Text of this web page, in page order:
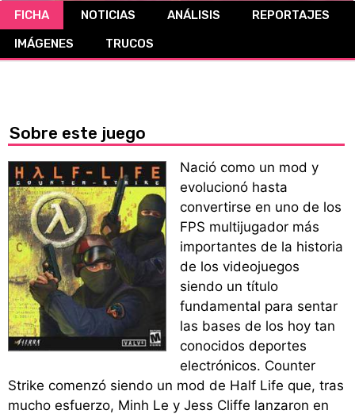
CÓMICS
FICHA NOTICIAS ANÁLISIS
REPORTAJES
IMÁGENES
TRUCOS
Sobre este juego
Nació como un mod y
evolucionó hasta
convertirse en uno de los
FPS multijugador más
importantes de la historia
de los videojuegos
siendo un título
fundamental para sentar
las bases de los hoy tan
conocidos deportes
electrónicos. Counter
Strike comenzó siendo un mod de Half Life que, tras
mucho esfuerzo, Minh Le y Jess Cliffe lanzaron en